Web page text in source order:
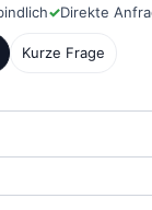
✓Direkte
Kurze Frage